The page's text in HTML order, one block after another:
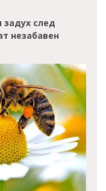
задух след
незабавен